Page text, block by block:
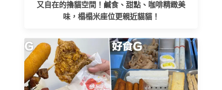
又自在的擼貓空間！鹹食、甜點、咖啡精緻美
味，榻榻米座位更親近貓貓！